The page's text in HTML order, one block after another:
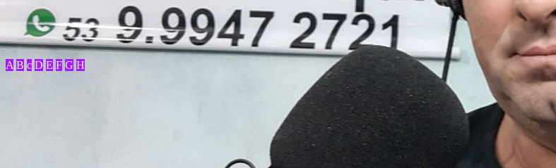
A B c D E F G H